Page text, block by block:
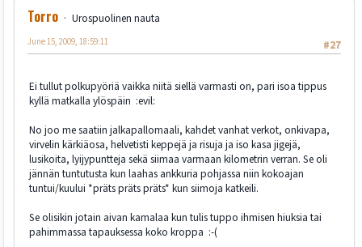
Torro
Urospuolinen nauta
#27
June 15, 2009, 18:59:11
Ei tullut polkupyöriä vaikka niitä siellä varmasti on, pari isoa tippus
kyllä matkalla ylöspäin :evil:
No joo me saatiin jalkapallomaali, kahdet vanhat verkot, onkivapa,
virvelin kärkiäosa, helvetisti keppejä ja risuja ja iso kasa jigejä,
lusikoita, lyijypuntteja sekä siimaa varmaan kilometrin verran. Se oli
jännän tuntutusta kun laahas ankkuria pohjassa niin kokoajan
tuntui/kuului *präts präts präts* kun siimoja katkeili.
Se olisikin jotain aivan kamalaa kun tulis tuppo ihmisen hiuksia tai
pahimmassa tapauksessa koko kroppa :-(